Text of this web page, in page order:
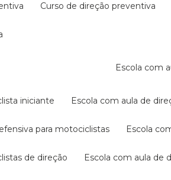
curso de direção preventiva
escola com
iniciante escola com aula de
para motociclistas escola
de direção escola com aula